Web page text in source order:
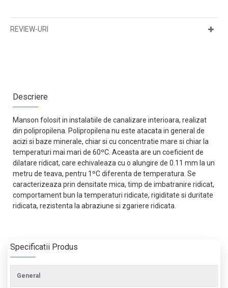
REVIEW-URI
Descriere
Manson folosit in instalatiile de canalizare interioara, realizat
din polipropilena. Polipropilena nu este atacata in general de
acizi si baze minerale, chiar si cu concentratie mare si chiar la
temperaturi mai mari de 60ºC. Aceasta are un coeficient de
dilatare ridicat, care echivaleaza cu o alungire de 0.11 mm la un
metru de teava, pentru 1ºC diferenta de temperatura. Se
caracterizeaza prin densitate mica, timp de imbatranire ridicat,
comportament bun la temperaturi ridicate, rigiditate si duritate
ridicata, rezistenta la abraziune si zgariere ridicata.
Specificatii Produs
General